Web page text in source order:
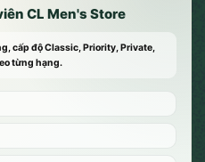
CL Men's Store
cấp độ Classic, Priority, Private,
từng hạng.